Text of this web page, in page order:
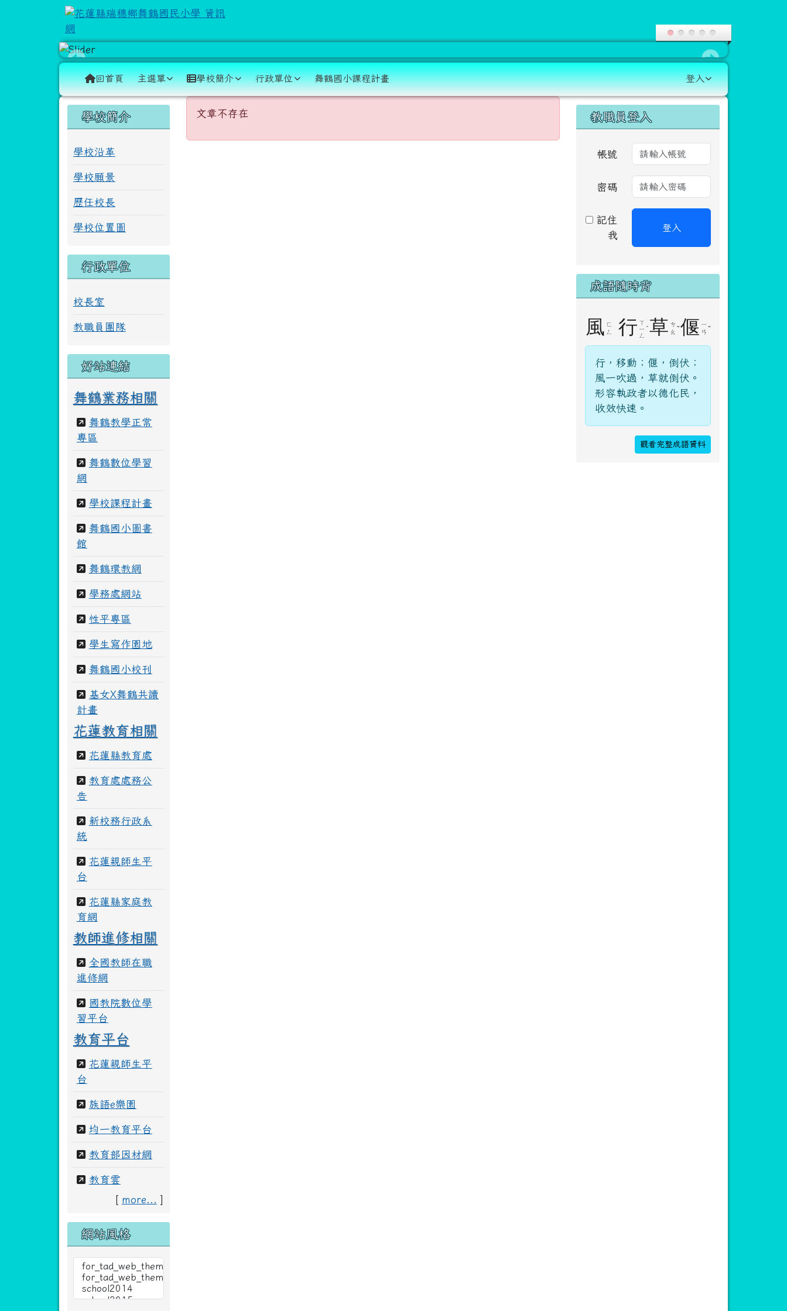
花蓮縣瑞穗鄉舞鶴國民小學 資訊網
回首頁 主選單 學校簡介 行政單位 舞鶴國小課程計畫 登入
左邊區域內容
學校簡介
學校沿革
學校願景
歷任校長
學校位置圖
行政單位
校長室
教職員團隊
好站連結
舞鶴業務相關
舞鶴教學正常
專區
舞鶴數位學習
網
學校課程計畫
舞鶴國小圖書
館
舞鶴環教網
學務處網站
性平專區
學生寫作園地
舞鶴國小校刊
基女X舞鶴共讀
計畫
花蓮教育相關
花蓮縣教育處
教育處處務公
告
新校務行政系
統
花蓮親師生平
台
花蓮縣家庭教
育網
教師進修相關
全國教師在職
進修網
國教院數位學
習平台
教育平台
花蓮親師生平
台
族語e樂園
均一教育平台
教育部因材網
教育雲
[ more...
網站風格
主內容區域
文章不存在
文章不存在 右邊區域內容
教職員登入
帳號
密碼
記住
我
登入
成語隨時背
風 ㄈ
ㄥ
行 ㄒ
ㄧ
ㄥ
ˊ草 ㄘ
ㄠ ˇ偃 ㄧ
ㄢ ˇ
行，移動；偃，倒伏；
風一吹過，草就倒伏。
形容執政者以德化民，
收效快速。
觀看完整成語資料
頁尾區域